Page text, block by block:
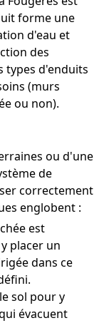
forme une
d'eau et
des
types d'enduits
(murs
ou non).
ou d'une
de
correctement
englobent :
est
placer un
dans ce
sol pour y
évacuent